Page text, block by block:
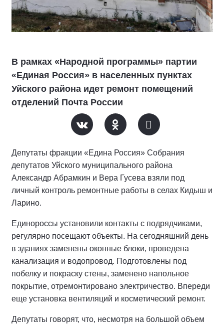
В рамках «Народной программы» партии
«Единая Россия» в населенных пунктах
Уйского района идет ремонт помещений
отделений Почта России
Депутаты фракции «Едина Россия» Собрания
депутатов Уйского муниципального района
Александр Абрамкин и Вера Гусева взяли под
личный контроль ремонтные работы в селах Кидыш и
Ларино.
Единороссы установили контакты с подрядчиками,
регулярно посещают объекты. На сегодняшний день
в зданиях заменены оконные блоки, проведена
канализация и водопровод. Подготовлены под
побелку и покраску стены, заменено напольное
покрытие, отремонтировано электричество. Впереди
еще установка вентиляций и косметический ремонт.
Депутаты говорят, что, несмотря на большой объем